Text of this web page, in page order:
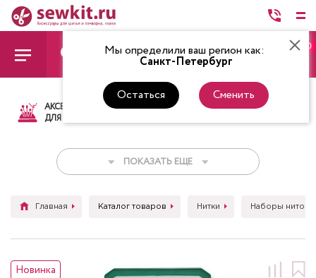
Мы определили ваш регион как:
Санкт-Петербург
Остаться Сменить
0
АКСЕССУАРЫ
ДЛЯ ШИТЬЯ
ТКАНИ НИТКИ
ПОКАЗАТЬ ЕЩЕ
Главная Каталог товаров Нитки Наборы ниток
Новинка